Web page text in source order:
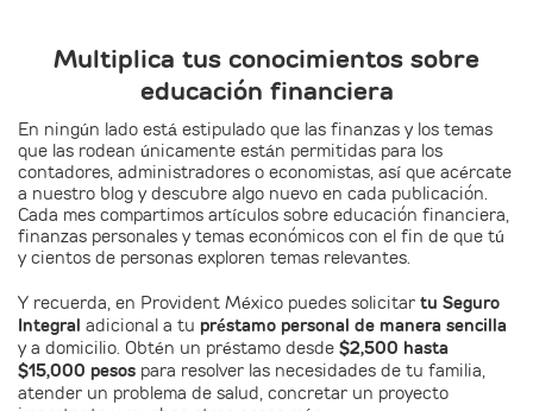
Multiplica tus conocimientos sobre
educación financiera
En ningún lado está estipulado que las finanzas y los temas
que las rodean únicamente están permitidas para los
contadores, administradores o economistas, así que acércate
a nuestro blog y descubre algo nuevo en cada publicación.
Cada mes compartimos artículos sobre educación financiera,
finanzas personales y temas económicos con el fin de que tú
y cientos de personas exploren temas relevantes.
Y recuerda, en Provident México puedes solicitar tu Seguro
Integral adicional a tu préstamo personal de manera sencilla
y a domicilio. Obtén un préstamo desde $2,500 hasta
$15,000 pesos para resolver las necesidades de tu familia,
atender un problema de salud, concretar un proyecto